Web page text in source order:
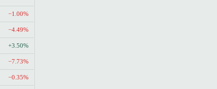
−1.00%
−4.49%
+3.50%
−7.73%
−0.35%